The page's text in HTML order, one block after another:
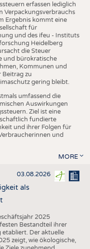
erfassen lediglich
Verpackungsverbrauchs
Ergebnis kommt eine
für
und des ifeu - Instituts
Heidelberg
die Steuer
und bürokratische
Kommunen und
Beitrag zu
gering bleibt.
umfassend die
Auswirkungen
Ziel ist eine
fundierte
und ihrer Folgen für
und
MORE
03.08.2026
als
2025
Bestandteil ihrer
Der aktuelle
zeigt, wie ökologische,